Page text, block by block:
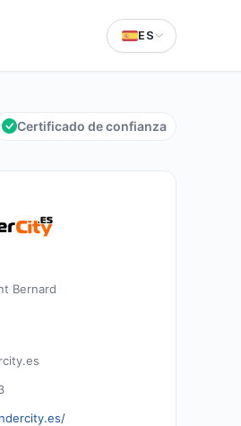
ES
Certificado de confianza
Bernard